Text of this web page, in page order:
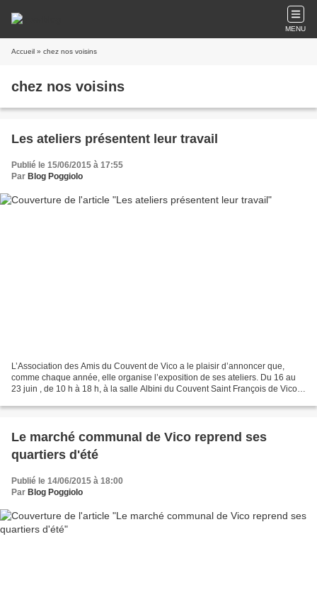
MENU
Accueil » chez nos voisins
chez nos voisins
Les ateliers présentent leur travail
Publié le 15/06/2015 à 17:55
Par Blog Poggiolo
L’Association des Amis du Couvent de Vico a le plaisir d’annoncer que,
comme chaque année, elle organise l’exposition de ses ateliers. Du 16 au
23 juin , de 10 h à 18 h, à la salle Albini du Couvent Saint François de Vico,
Le marché communal de Vico reprend ses
quartiers d'été
Publié le 14/06/2015 à 18:00
Par Blog Poggiolo